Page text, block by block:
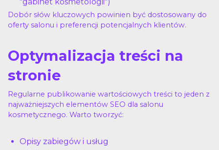
Dobór słów kluczowych powinien być dostosowany do
oferty salonu i preferencji potencjalnych klientów.
Optymalizacja treści na
stronie
Regularne publikowanie wartościowych treści to jeden z
najważniejszych elementów SEO dla salonu
kosmetycznego. Warto tworzyć:
Opisy zabiegów i usług